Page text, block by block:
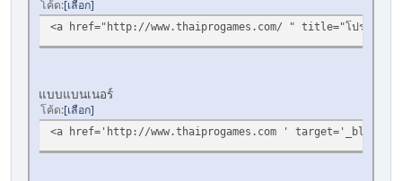
โค้ด เลือก
<a href="http://www.thaiprogames.com/ " title="โปรเกมส์"
แบบแบนเนอร์
โค้ด เลือก
<a href='http://www.thaiprogames.com '